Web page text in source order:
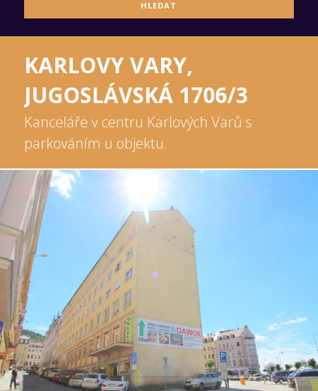
KARLOVY VARY,
JUGOSLÁVSKÁ 1706/3
Kanceláře v centru Karlových Varů s
parkováním u objektu.